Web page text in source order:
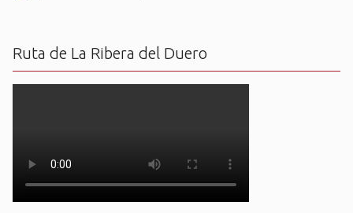
Ruta de La Ribera del Duero